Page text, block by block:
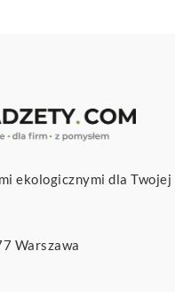
ekologicznymi dla Twojej
Warszawa